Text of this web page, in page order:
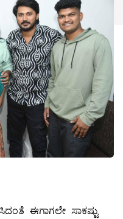
ಈಗಾಗಲೇ ಸಾಕಷ್ಟು